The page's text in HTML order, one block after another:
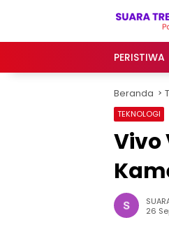
PERISTIWA
Beranda
TEKNOLOGI
Vivo
26